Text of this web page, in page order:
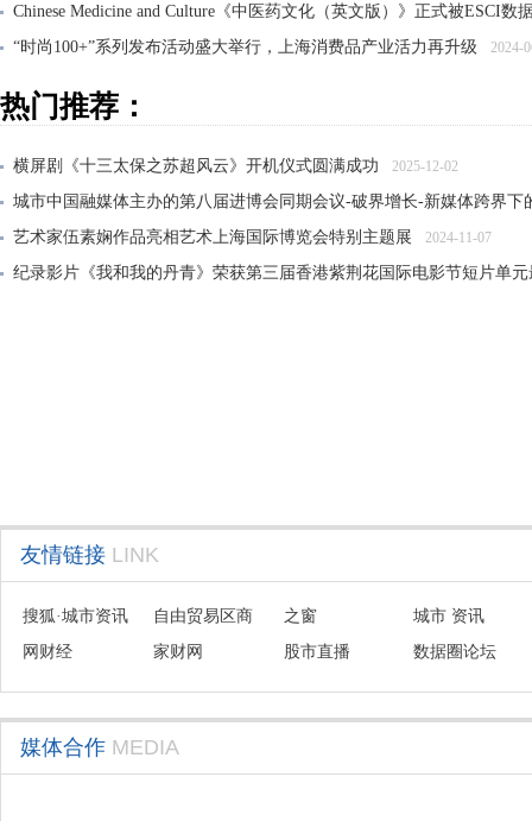
Chinese Medicine and Culture《中医药文化（英文版）》正式被ESCI数
“时尚100+”系列发布活动盛大举行，上海消费品产业活力再升级
2024-
热门推荐：
横屏剧《十三太保之苏超风云》开机仪式圆满成功 2025-12-02
城市中国融媒体主办的第八届进博会同期会议-破界增长-新媒体跨界下
艺术家伍素娴作品亮相艺术上海国际博览会特别主题展
2024-11-07
纪录影片《我和我的丹青》荣获第三届香港紫荆花国际电影节短片单
友情链接 LINK
搜狐·城市资讯
自由贸易区商
会联盟
之窗
城市 资讯
网财经
家财网 股市直播 数据圈论坛
媒体合作 MEDIA